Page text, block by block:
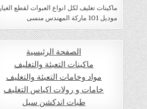
ماكينات تغليف لكل انواع العبوات لقطع الغيار
موديل 101 ماركة المهندس منسى
الصفحة الرئيسية
ماكينات التعبئة والتغليف
مواد وخامات التعبئة والتغليف
خامات و رولات اكياس التغليف
طبات اندكشن سيل